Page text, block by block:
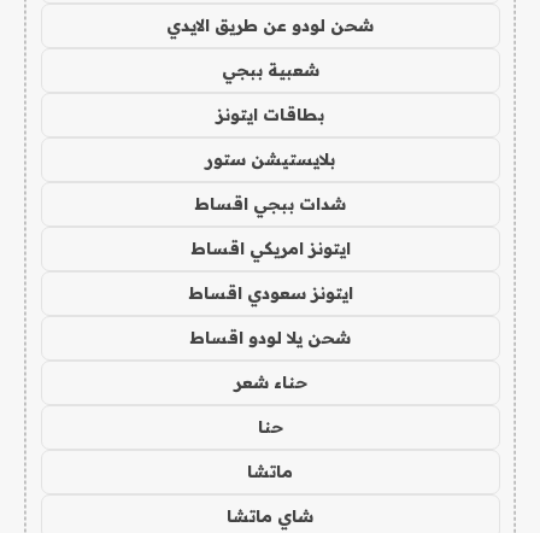
شحن لودو عن طريق الايدي
شعبية ببجي
بطاقات ايتونز
بلايستيشن ستور
شدات ببجي اقساط
ايتونز امريكي اقساط
ايتونز سعودي اقساط
شحن يلا لودو اقساط
حناء شعر
حنا
ماتشا
شاي ماتشا